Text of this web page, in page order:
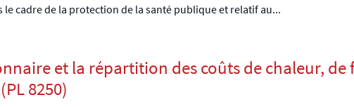
le cadre de la protection de la santé publique et relatif au...
et la répartition des coûts de chaleur, de
8250)